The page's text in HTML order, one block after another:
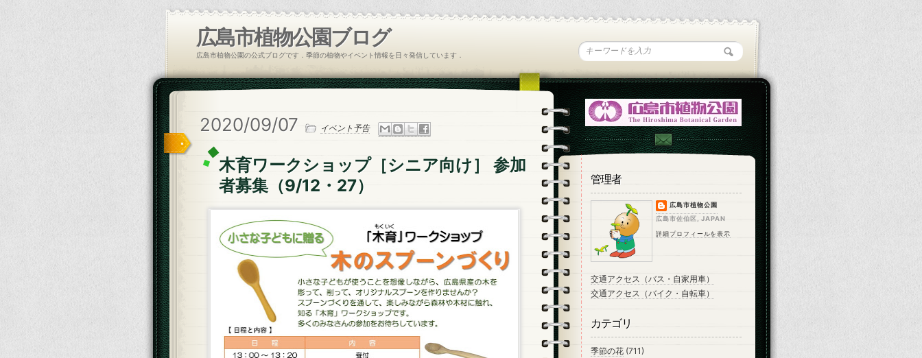
広島市植物公園ブログ
広島市植物公園の公式ブログです．季節の植物やイベント情報を日々発信しています．
2020/09/07 イベント予告
木育ワークショップ［シニア向け］ 参加
者募集（9/12・27）
管理者
広島市植物公園
広島市佐伯区, JAPAN
詳細プロフィールを表示
交通アクセス（バス・自家用車）
交通アクセス（バイク・自転車）
カテゴリ
季節の花 (711)